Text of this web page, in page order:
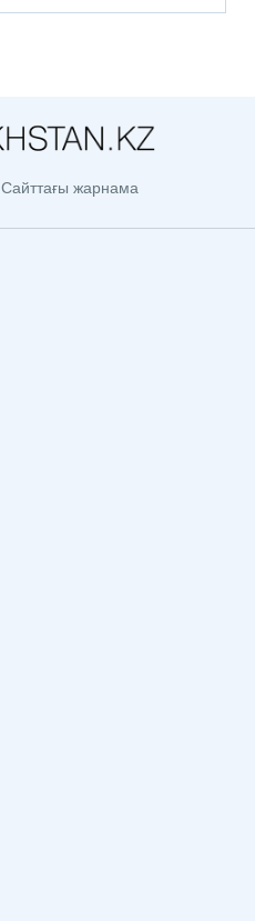
Сайттағы жарнама